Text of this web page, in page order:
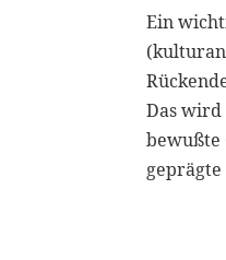
Ein
Das
bewußte